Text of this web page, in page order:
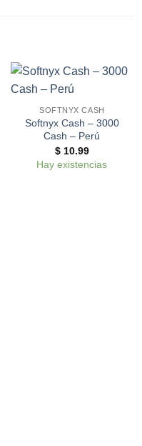
SOFTNYX CASH
Softnyx Cash – 3000
Cash – Perú
$10.99
Hay existencias